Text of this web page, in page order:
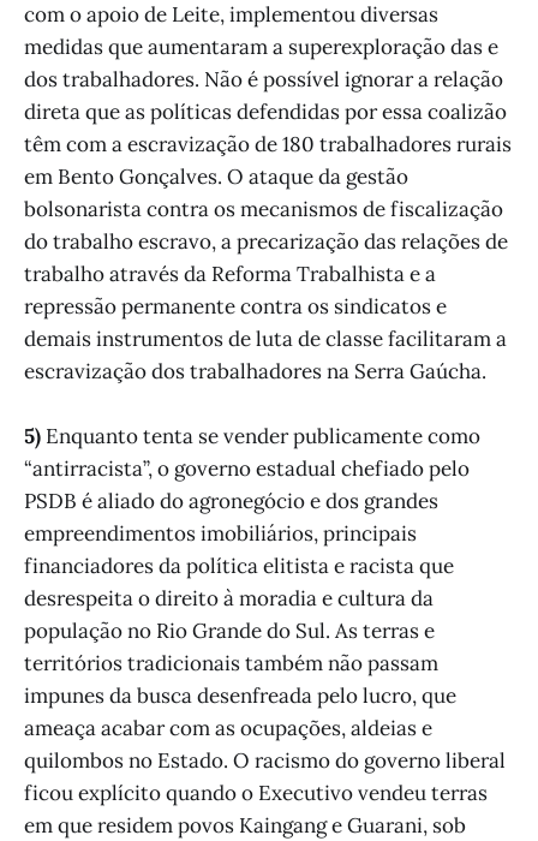
com o apoio de Leite, implementou diversas
medidas que aumentaram a superexploração das e
dos trabalhadores. Não é possível ignorar a relação
direta que as políticas defendidas por essa coalizão
têm com a escravização de 180 trabalhadores rurais
em Bento Gonçalves. O ataque da gestão
bolsonarista contra os mecanismos de fiscalização
do trabalho escravo, a precarização das relações de
trabalho através da Reforma Trabalhista e a
repressão permanente contra os sindicatos e
demais instrumentos de luta de classe facilitaram a
escravização dos trabalhadores na Serra Gaúcha.
5) Enquanto tenta se vender publicamente como
“antirracista”, o governo estadual chefiado pelo
PSDB é aliado do agronegócio e dos grandes
empreendimentos imobiliários, principais
financiadores da política elitista e racista que
desrespeita o direito à moradia e cultura da
população no Rio Grande do Sul. As terras e
territórios tradicionais também não passam
impunes da busca desenfreada pelo lucro, que
ameaça acabar com as ocupações, aldeias e
quilombos no Estado. O racismo do governo liberal
ficou explícito quando o Executivo vendeu terras
em que residem povos Kaingang e Guarani, sob